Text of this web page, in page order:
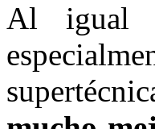
Al igual